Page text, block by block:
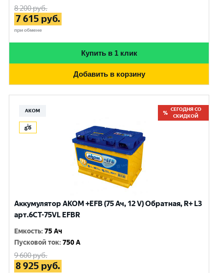
8 200руб.
7 615 руб.
при обмене
Купить в 1 клик
Добавить в корзину
АКОМ
СЕГОДНЯ СО
СКИДКОЙ
Аккумулятор AKOM +EFB (75 Ач, 12 V) Обратная, R+ L3
арт.6СТ-75VL EFBR
Емкость:75 Ач
Пусковой ток:750 A
9 600руб.
8 925 руб.